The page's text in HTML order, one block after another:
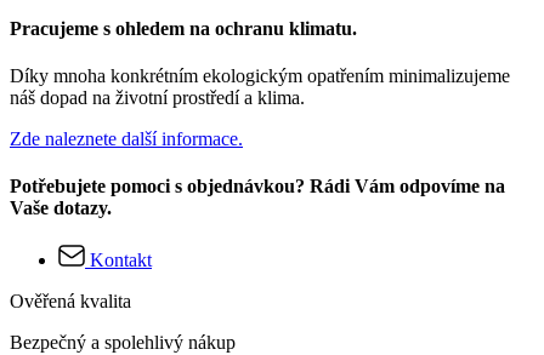
Pracujeme s ohledem na ochranu klimatu.
Díky mnoha konkrétním ekologickým opatřením minimalizujeme
náš dopad na životní prostředí a klima.
Zde naleznete další informace.
Potřebujete pomoci s objednávkou? Rádi Vám odpovíme na
Vaše dotazy.
Kontakt
Ověřená kvalita
Bezpečný a spolehlivý nákup